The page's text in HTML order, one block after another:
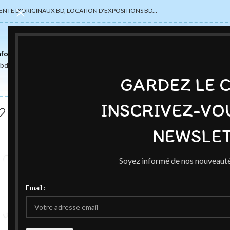
GARDEZ LE
INSCRIVEZ-
Soyez informé de nos
Email :
D'ORIGINAUX BD, LOCATION D'EXPOSITIONS BD…